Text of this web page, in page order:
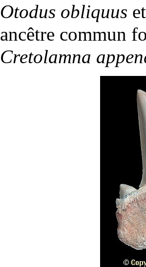
Otodus obliquus et
ancêtre commun
Cretolamna